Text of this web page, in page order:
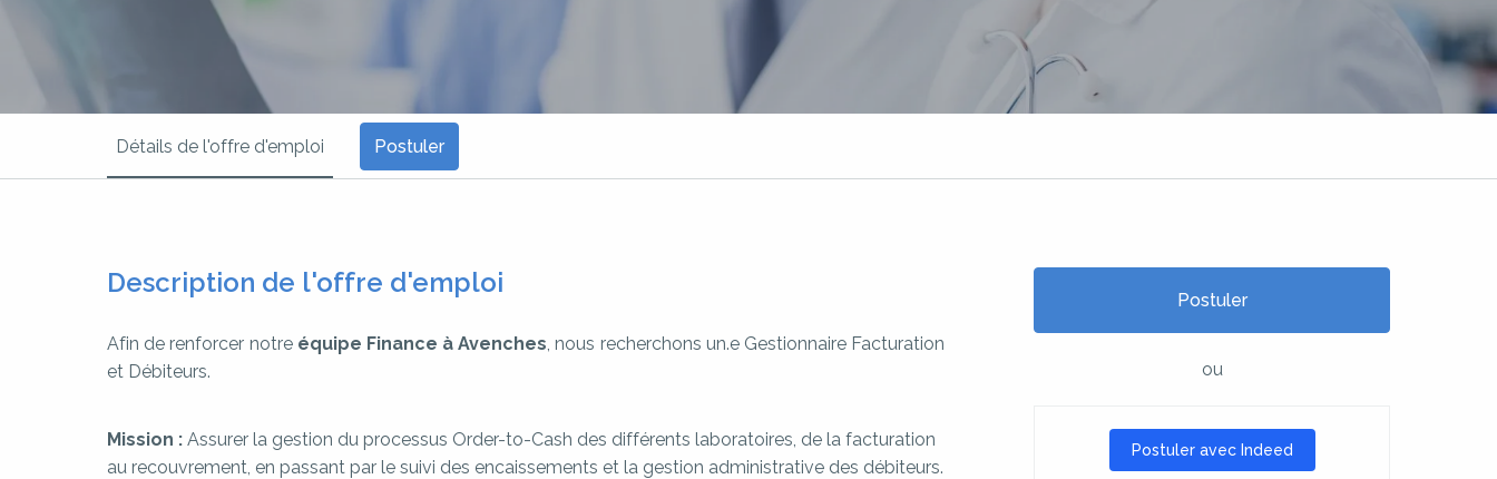
Détails de l'offre d'emploi Postuler
Description de l'offre d'emploi
Afin de renforcer notre équipe Finance à Avenches, nous recherchons un.e Gestionnaire Facturation
et Débiteurs.
Mission : Assurer la gestion du processus Order-to-Cash des différents laboratoires, de la facturation
au recouvrement, en passant par le suivi des encaissements et la gestion administrative des débiteurs.
Postuler
ou
Postuler avec Indeed